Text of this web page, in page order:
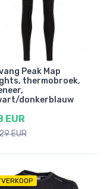
Peak Map
thermobroek,
donkerblauw
EUR
EUR